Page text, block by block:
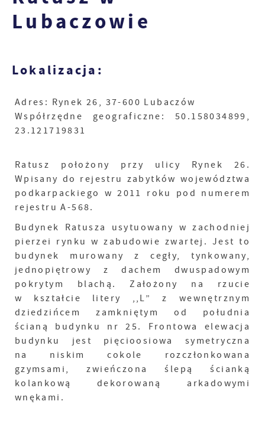
Lubaczowie
Lokalizacja:
Adres : Rynek 26, 37-600 Lubaczów
Współrzędne geograficzne: 50.158034899,
23.121719831
Ratusz położony przy ulicy Rynek 26.
Wpisany do rejestru zabytków województwa
podkarpackiego w 2011 roku pod numerem
rejestru A-568.
Budynek Ratusza usytuowany w zachodniej
pierzei rynku w zabudowie zwartej. Jest to
budynek murowany z cegły, tynkowany,
jednopiętrowy z dachem dwuspadowym
pokrytym blachą. Założony na rzucie
w kształcie litery ,,L” z wewnętrznym
dziedzińcem zamkniętym od południa
ścianą budynku nr 25. Frontowa elewacja
budynku jest pięcioosiowa symetryczna
na niskim cokole rozczłonkowana
gzymsami, zwieńczona ślepą ścianką
kolankową dekorowaną arkadowymi
wnękami.